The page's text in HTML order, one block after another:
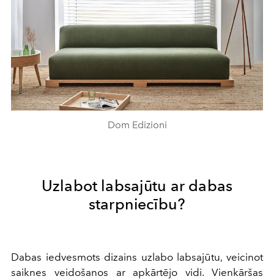
Dom Edizioni
Uzlabot labsajūtu ar dabas
starpniecību?
Dabas iedvesmots dizains uzlabo labsajūtu, veicinot
saiknes veidošanos ar apkārtējo vidi. Vienkāršas